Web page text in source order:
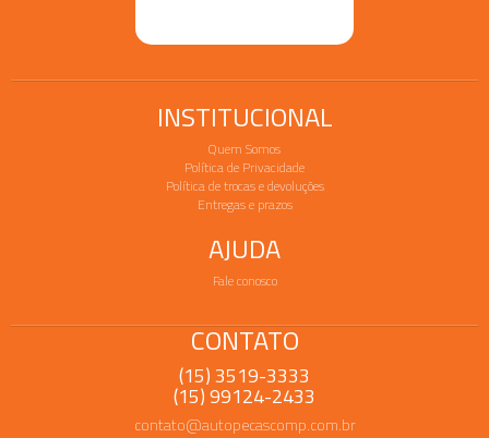
INSTITUCIONAL
Quem Somos
Política de Privacidade
Política de trocas e devoluções
Entregas e prazos
AJUDA
Fale conosco
CONTATO
(15) 3519-3333
(15) 99124-2433
contato@autopecascomp.com.br